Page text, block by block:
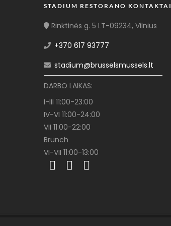
STADIUM RESTORANO KONTAKTAI
Rinktinės g. 5 LT-09234, Vilnius
+370 617 93777
stadium@brusselsmussels.lt
DARBO LAIKAS:
I-III 11:00-23:00
IV-VI 11:00-24:00
VII 11:00-22:00
Brunch
VI-VII 11:00-13:00